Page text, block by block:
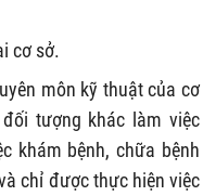
cơ sở.
môn kỹ thuật của cơ
tượng khác làm việc
khám bệnh, chữa bệnh
chỉ được thực hiện việc